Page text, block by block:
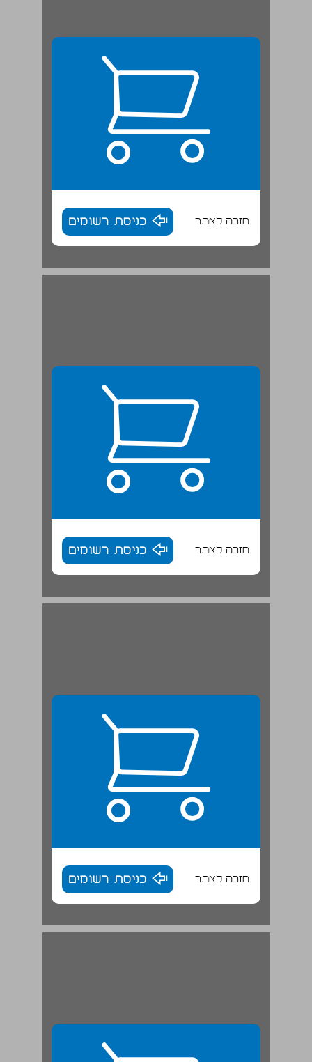
חזרה לאתר כניסת רשומים
חזרה לאתר כניסת רשומים
מבוא ... 17
חזרה לאתר כניסת רשומים